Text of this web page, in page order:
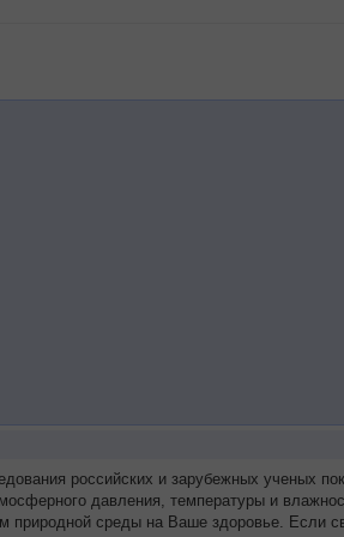
российских и зарубежных ученых
давления, температуры и
природной среды на Ваше здоровье.